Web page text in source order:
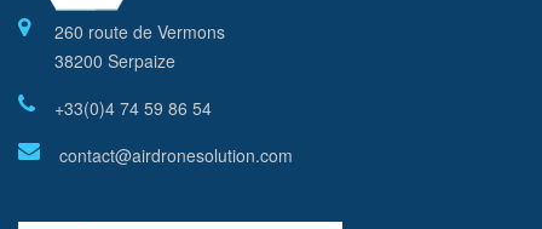
260 route de Vermons
38200 Serpaize
+33(0)4 74 59 86 54
contact@airdronesolution.com